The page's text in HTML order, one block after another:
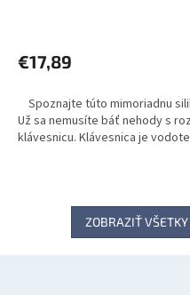
€17,89
Spoznajte túto mimoriadnu
Už sa nemusíte báť nehody s
klávesnicu. Klávesnica je
ZOBRAZIŤ